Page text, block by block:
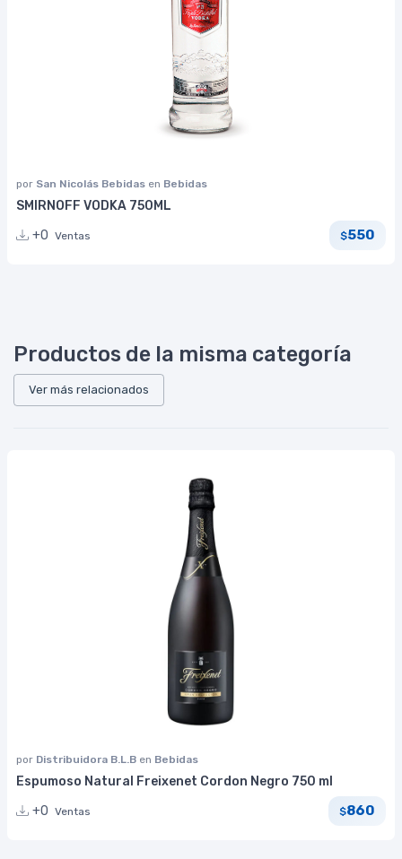
por San Nicolás Bebidas en Bebidas
SMIRNOFF VODKA 750ML
+0 Ventas $550
Productos de la misma categoría
Ver más relacionados
por Distribuidora B.L.B en Bebidas
Espumoso Natural Freixenet Cordon Negro 750 ml
+0 Ventas $860